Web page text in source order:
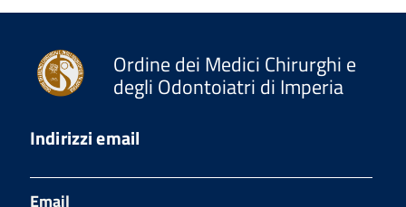
Ordine dei Medici Chirurghi e
degli Odontoiatri di Imperia
Indirizzi email
Email